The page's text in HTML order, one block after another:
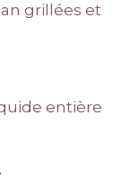
grillées et
entière